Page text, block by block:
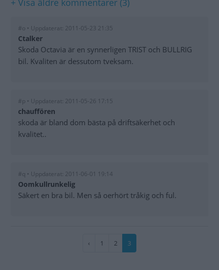
#o • Uppdaterat: 2011-05-23 21:35
Ctalker
Skoda Octavia är en synnerligen TRIST och BULLRIG
bil. Kvaliten är dessutom tveksam.
#p • Uppdaterat: 2011-05-26 17:15
chauffören
skoda är bland dom bästa på driftsäkerhet och
kvalitet..
#q • Uppdaterat: 2011-06-01 19:14
Oomkullrunkelig
Säkert en bra bil. Men så oerhört tråkig och ful.
Föregående
‹ Sida
1 Sida
2
Nuvarande
3